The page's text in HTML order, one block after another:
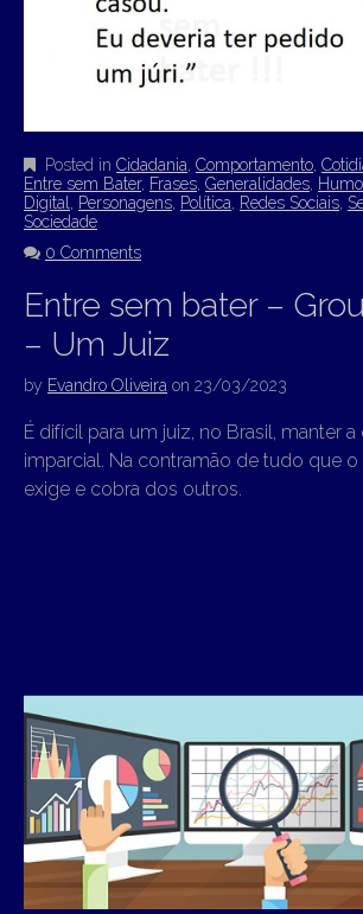
Posted in Cidadania Comportamento
Entre sem Bater, Frases Generalidades
Digital
Personagens Política Redes Sociais
Sociedade
0 Comments
Entre sem bater –
– Um Juiz
by Evandro Oliveira on 23/03/2023
É difícil para um juiz, no Brasil, manter
imparcial. Na contramão de tudo que o
exige e cobra dos outros.